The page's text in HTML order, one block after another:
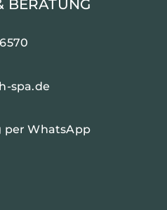
BERATUNG
spa.de
WhatsApp